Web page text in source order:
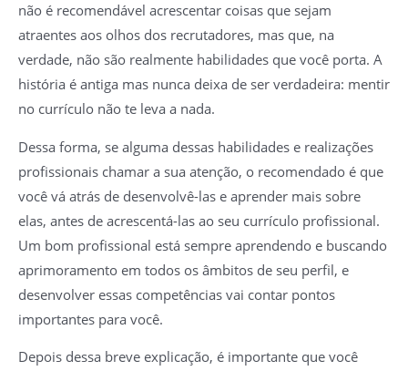
não é recomendável acrescentar coisas que sejam
atraentes aos olhos dos recrutadores, mas que, na
verdade, não são realmente habilidades que você porta. A
história é antiga mas nunca deixa de ser verdadeira: mentir
no currículo não te leva a nada.
Dessa forma, se alguma dessas habilidades e realizações
profissionais chamar a sua atenção, o recomendado é que
você vá atrás de desenvolvê-las e aprender mais sobre
elas, antes de acrescentá-las ao seu currículo profissional.
Um bom profissional está sempre aprendendo e buscando
aprimoramento em todos os âmbitos de seu perfil, e
desenvolver essas competências vai contar pontos
importantes para você.
Depois dessa breve explicação, é importante que você